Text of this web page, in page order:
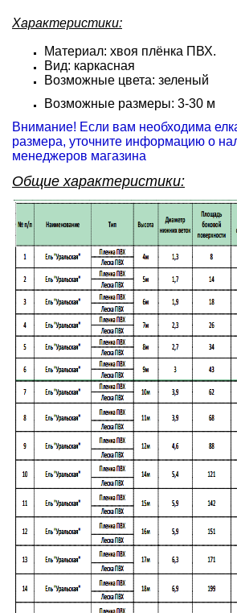
Характеристики:
Материал: хвоя плёнка ПВХ.
Вид: каркасная
Возможные цвета: зеленый
Возможные размеры: 3-30 м
Внимание! Если вам необходима
размера, уточните информацию о
менеджеров магазина
Общие характеристики: